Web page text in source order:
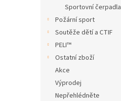
Sportovní čerpadla
Požární sport
Soutěže dětí a CTIF
PELI™
Ostatní zboží
Akce
Výprodej
Nepřehlédněte